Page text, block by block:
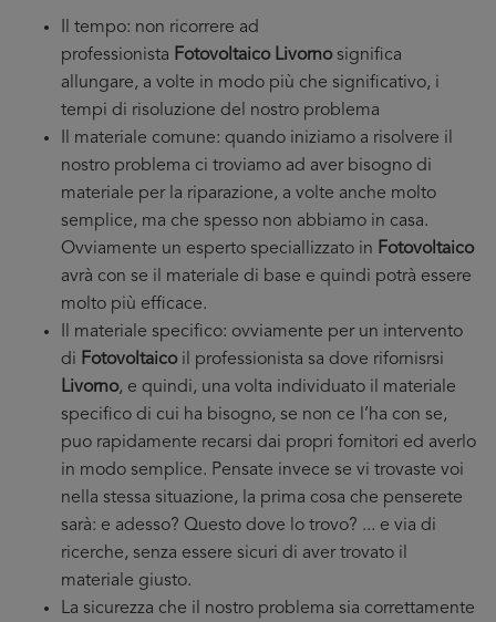
Il tempo: non ricorrere ad
professionista Fotovoltaico Livornosignifica
allungare, a volte in modo più che significativo, i
tempi di risoluzione del nostro problema
Il materiale comune: quando iniziamo a risolvere il
nostro problema ci troviamo ad aver bisogno di
materiale per la riparazione, a volte anche molto
semplice, ma che spesso non abbiamo in casa.
Ovviamente un esperto speciallizzato in Fotovoltaico
avrà con se il materiale di base e quindi potrà essere
molto più efficace.
Il materiale specifico: ovviamente per un intervento
di Fotovoltaicoil professionista sa dove rifornisrsi
Livorno, e quindi, una volta individuato il materiale
specifico di cui ha bisogno, se non ce l’ha con se,
puo rapidamente recarsi dai propri fornitori ed averlo
in modo semplice. Pensate invece se vi trovaste voi
nella stessa situazione, la prima cosa che penserete
sarà: e adesso? Questo dove lo trovo? ... e via di
ricerche, senza essere sicuri di aver trovato il
materiale giusto.
La sicurezza che il nostro problema sia correttamente